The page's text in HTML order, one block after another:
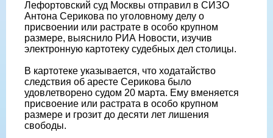
Лефортовский суд Москвы отправил в СИЗО
Антона Серикова по уголовному делу о
присвоении или растрате в особо крупном
размере, выяснило РИА Новости, изучив
электронную картотеку судебных дел столицы.
В картотеке указывается, что ходатайство
следствия об аресте Серикова было
удовлетворено судом 20 марта. Ему вменяется
присвоение или растрата в особо крупном
размере и грозит до десяти лет лишения
свободы.